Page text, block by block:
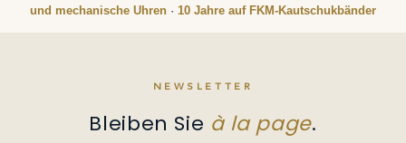
und mechanische Uhren · 10 Jahre auf FKM-Kautschukbänder
NEWSLETTER
Bleiben Sie à la page.